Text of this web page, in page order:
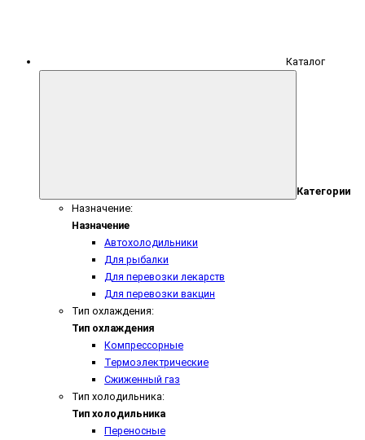
Каталог
Категории
Назначение:
Назначение
Автохолодильники
Для рыбалки
Для перевозки лекарств
Для перевозки вакцин
Тип охлаждения:
Тип охлаждения
Компрессорные
Термоэлектрические
Сжиженный газ
Тип холодильника:
Тип холодильника
Переносные